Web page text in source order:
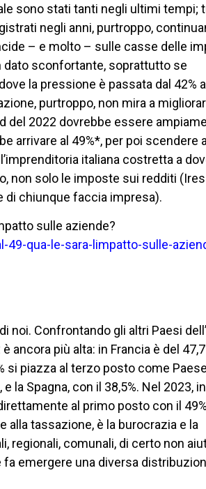
sono stati tanti negli ultimi tempi;
negli anni, purtroppo,
– e molto – sulle casse delle
dato sconfortante, soprattutto se
la pressione è passata dal 42%
purtroppo, non mira a
del 2022 dovrebbe essere
arrivare al 49%*, per poi scendere
italiana costretta a
non solo le imposte sui redditi
di chiunque faccia impresa).
sulle aziende?
qua-le-sara-limpatto-sulle-
noi. Confrontando gli altri Paesi
ancora più alta: in Francia è del
si piazza al terzo posto come
la Spagna, con il 38,5%. Nel 2023,
al primo posto con il
alla tassazione, è la burocrazia e la
regionali, comunali, di certo non
emergere una diversa